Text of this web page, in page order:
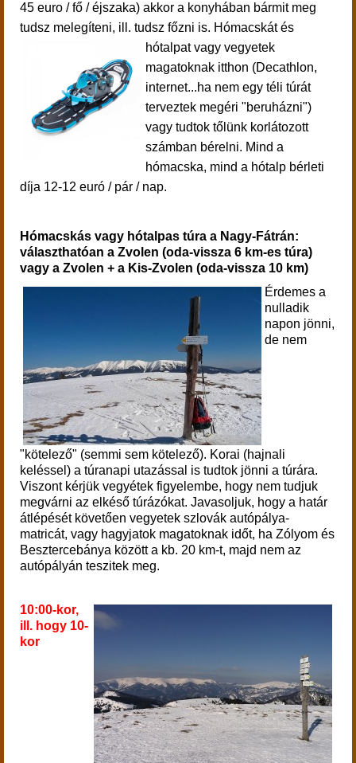
45 euro / fő / éjszaka) akkor a konyhában bármit meg
tudsz melegíteni, ill. tudsz főzni is. Hómacskát és
hótalpat vagy vegyetek
magatoknak itthon (Decathlon,
internet...ha nem egy téli túrát
terveztek megéri "beruházni")
vagy tudtok tőlünk korlátozott
számban bérelni. Mind a
hómacska, mind a hótalp bérleti
díja 12-12 euró / pár / nap.
Hómacskás vagy hótalpas túra a Nagy-Fátrán:
választhatóan a Zvolen (oda-vissza 6 km-es túra)
vagy a Zvolen + a Kis-Zvolen (oda-vissza 10 km)
Érdemes a
nulladik
napon jönni,
de nem
"kötelező" (semmi sem kötelező). Korai (hajnali
keléssel) a túranapi utazással is tudtok jönni a túrára.
Viszont kérjük vegyétek figyelembe, hogy nem tudjuk
megvárni az elkéső túrázókat. Javasoljuk, hogy a határ
átlépését követően vegyetek szlovák autópálya-
matricát, vagy hagyjatok magatoknak időt, ha Zólyom és
Besztercebánya között a kb. 20 km-t, majd nem az
autópályán teszitek meg.
10:00-kor,
ill. hogy 10-
kor